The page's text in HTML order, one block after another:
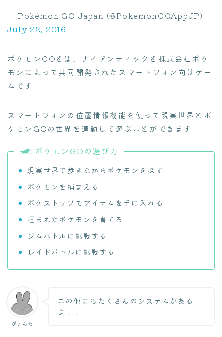
— Pokémon GO Japan (@PokemonGOAppJP)
July 22, 2016
ポケモンGOとは、ナイアンティックと株式会社ポケ
モンによって共同開発されたスマートフォン向けゲー
ムです
スマートフォンの位置情報機能を使って現実世界とポ
ケモンGOの世界を連動して遊ぶことができます
ポケモンGOの遊び方
現実世界で歩きながらポケモンを探す
ポケモンを捕まえる
ポケストップでアイテムを手に入れる
掴まえたポケモンを育てる
ジムバトルに挑戦する
レイドバトルに挑戦する
ぴょんた
この他にもたくさんのシステムがある
よ！！